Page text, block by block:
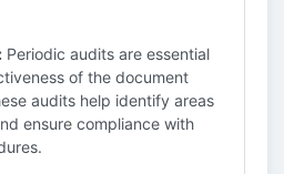
Periodic audits are essential
of the document
audits help identify areas
ensure compliance with